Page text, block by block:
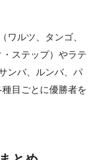
ワルツ、タンゴ、
ステップ）やラテ
ンバ、ルンバ、パ
目ごとに優勝者を